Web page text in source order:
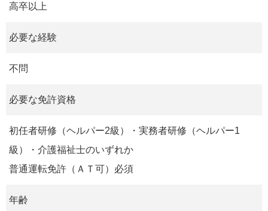
高卒以上
必要な経験
不問
必要な免許資格
初任者研修（ヘルパー2級）・実務者研修（ヘルパー1
級）・介護福祉士のいずれか
普通運転免許（ＡＴ可）必須
年齢